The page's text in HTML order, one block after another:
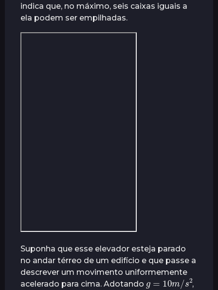
indica que, no máximo, seis caixas iguais a
ela podem ser empilhadas.
Suponha que esse elevador esteja parado
no andar térreo de um edifício e que passe a
descrever um movimento uniformemente
acelerado para cima. Adotando
g =10m/s2
,